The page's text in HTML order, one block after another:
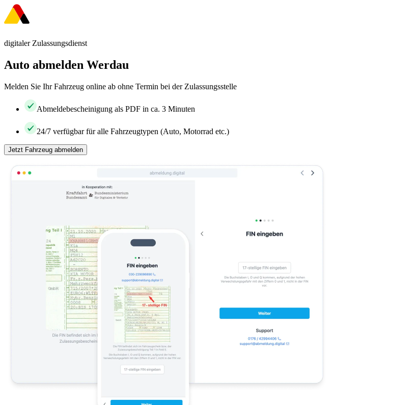
digitaler Zulassungsdienst
Auto abmelden Werdau
Melden Sie Ihr Fahrzeug online ab ohne Termin bei der Zulassungsstelle
Abmeldebescheinigung als PDF in ca. 3 Minuten
24/7 verfügbar für alle Fahrzeugtypen (Auto, Motorrad etc.)
Jetzt Fahrzeug abmelden